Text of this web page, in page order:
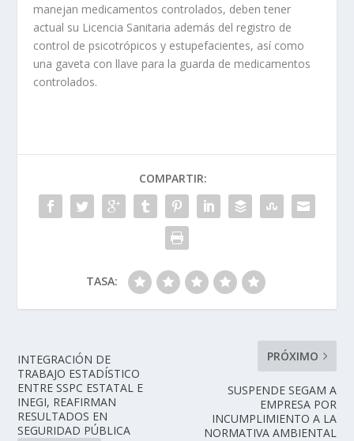
manejan medicamentos controlados, deben tener
actual su Licencia Sanitaria además del registro de
control de psicotrópicos y estupefacientes, así como
una gaveta con llave para la guarda de medicamentos
controlados.
COMPARTIR:
TASA:
INTEGRACIÓN DE
TRABAJO ESTADÍSTICO
ENTRE SSPC ESTATAL E
INEGI, REAFIRMAN
RESULTADOS EN
SEGURIDAD PÚBLICA
PRÓXIMO
SUSPENDE SEGAM A
EMPRESA POR
INCUMPLIMIENTO A LA
NORMATIVA AMBIENTAL